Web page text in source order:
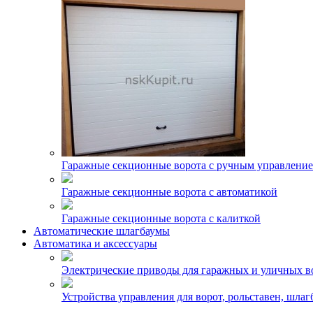
Гаражные секционные ворота с ручным
Гаражные секционные ворота с автоматикой
Гаражные секционные ворота с калиткой
Автоматические шлагбаумы
Автоматика и аксессуары
Электрические приводы для гаражных и уличных
Устройства управления для ворот, рольставен,